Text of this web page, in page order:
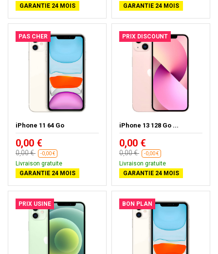
GARANTIE 24 MOIS
GARANTIE 24 MOIS
PAS CHER
iPhone 11 64 Go
0,00 €
0,00 € -0,00 €
Livraison gratuite
GARANTIE 24 MOIS
PRIX DISCOUNT
iPhone 13 128 Go ...
0,00 €
0,00 € -0,00 €
Livraison gratuite
GARANTIE 24 MOIS
PRIX USINE BON PLAN